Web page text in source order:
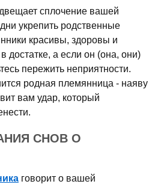
сплочение вашей
укрепить родственные
красивы, здоровы и
достатке, а если он (она, они)
пережить неприятности.
родная племянница - наяву
вам удар, который
СНОВ О
говорит о вашей